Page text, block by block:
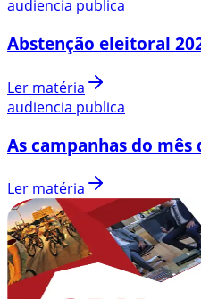
audiencia publica
Abstenção eleitoral
Ler matéria
audiencia publica
As campanhas do
Ler matéria